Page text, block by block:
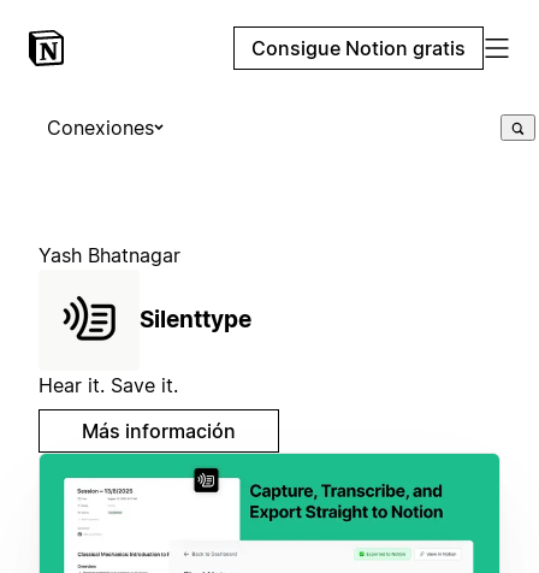
Consigue Notion gratis
Conexiones
Yash Bhatnagar
Silenttype
Hear it. Save it.
Más información